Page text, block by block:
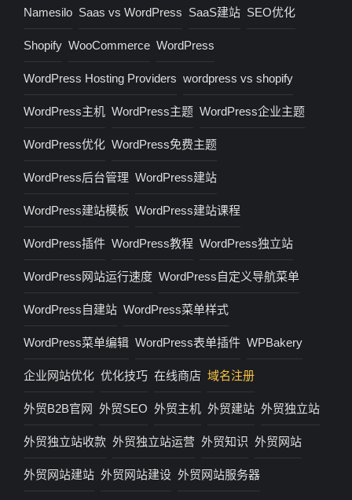
Namesilo Saas vs WordPress SaaS建站 SEO优化
Shopify WooCommerce WordPress
WordPress Hosting Providers wordpress vs shopify
WordPress主机 WordPress主题 WordPress企业主题
WordPress优化 WordPress免费主题
WordPress后台管理 WordPress建站
WordPress建站模板 WordPress建站课程
WordPress插件 WordPress教程 WordPress独立站
WordPress网站运行速度 WordPress自定义导航菜单
WordPress自建站 WordPress菜单样式
WordPress菜单编辑 WordPress表单插件 WPBakery
企业网站优化 优化技巧 在线商店 域名注册
外贸B2B官网 外贸SEO 外贸主机 外贸建站 外贸独立站
外贸独立站收款 外贸独立站运营 外贸知识 外贸网站
外贸网站建站 外贸网站建设 外贸网站服务器